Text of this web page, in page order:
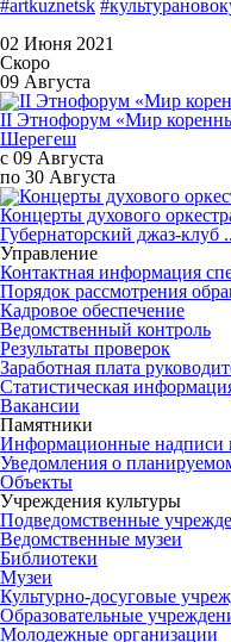
#artkuznetsk
02 Июня 2021
Скоро
09 Августа
II Этнофорум «Мир
Шерегеш
с 09 Августа
по 30 Августа
Концерты духового
Губернаторский джаз-клуб
Управление
Контактная информация
Порядок рассмотрения
Кадровое обеспечение
Ведомственный контроль
Результаты проверок
Заработная плата
Статистическая
Вакансии
Памятники
Информационные надписи
Уведомления о
Объекты
Учреждения культуры
Подведомственные
Ведомственные музеи
Библиотеки
Музеи
Культурно-досуговые
Образовательные
Молодежные организации